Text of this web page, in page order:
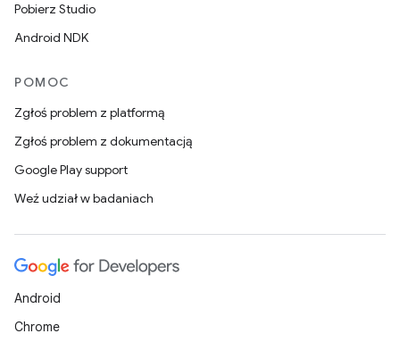
Pobierz Studio
Android NDK
POMOC
Zgłoś problem z platformą
Zgłoś problem z dokumentacją
Google Play support
Weź udział w badaniach
Android
Chrome